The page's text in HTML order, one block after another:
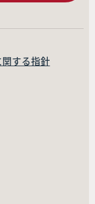
する指針